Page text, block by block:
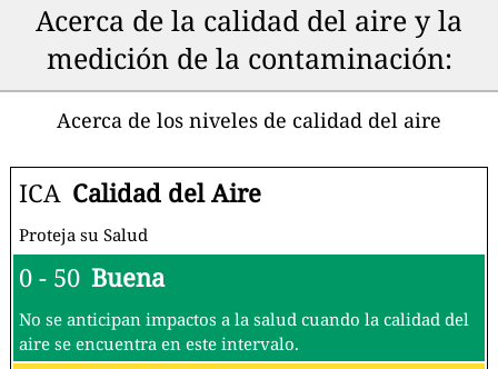
Acerca de la calidad del aire y la
medición de la contaminación:
Acerca de los niveles de calidad del aire
ICA Calidad del Aire
Proteja su Salud
0 - 50 Buena
No se anticipan impactos a la salud cuando la calidad del
aire se encuentra en este intervalo.